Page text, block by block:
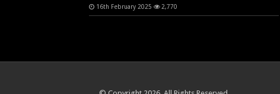
16th February 2025 2,770